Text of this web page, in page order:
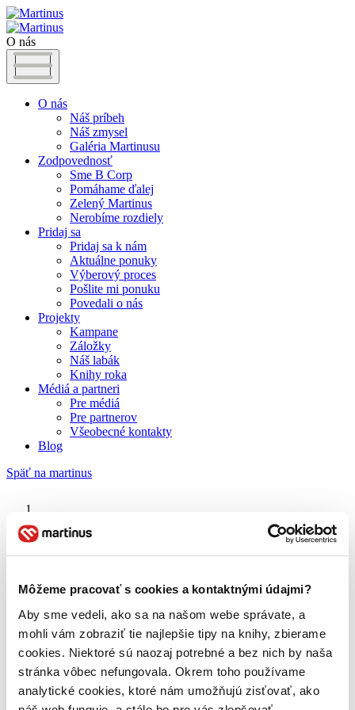
Môžeme pracovať s cookies a kontaktnými údajmi?
Aby sme vedeli, ako sa na našom webe správate, a
mohli vám zobraziť tie najlepšie tipy na knihy, zbierame
cookies. Niektoré sú naozaj potrebné a bez nich by naša
stránka vôbec nefungovala. Okrem toho používame
analytické cookies, ktoré nám umožňujú zisťovať, ako
O nás
O nás
Náš príbeh
Náš zmysel
Galéria Martinusu
Zodpovednosť
Sme B Corp
Pomáhame ďalej
Zelený Martinus
Nerobíme rozdiely
Pridaj sa
Pridaj sa k nám
Aktuálne ponuky
Výberový proces
Pošlite mi ponuku
Povedali o nás
Projekty
Kampane
Záložky
Náš labák
Knihy roka
Médiá a partneri
Pre médiá
Pre partnerov
Všeobecné kontakty
Blog
Späť na martinus
Emmanuel Carrére
O nás
Náš príbeh
Galéria Martinusu
Zodpovednosť
Sme B Corp